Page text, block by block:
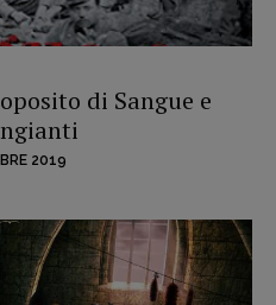
di Sangue e
2019